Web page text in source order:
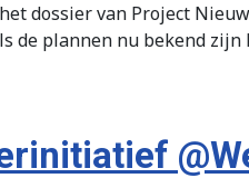
dossier van Project
de plannen nu bekend